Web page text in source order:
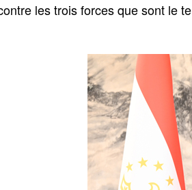
les trois forces que sont le